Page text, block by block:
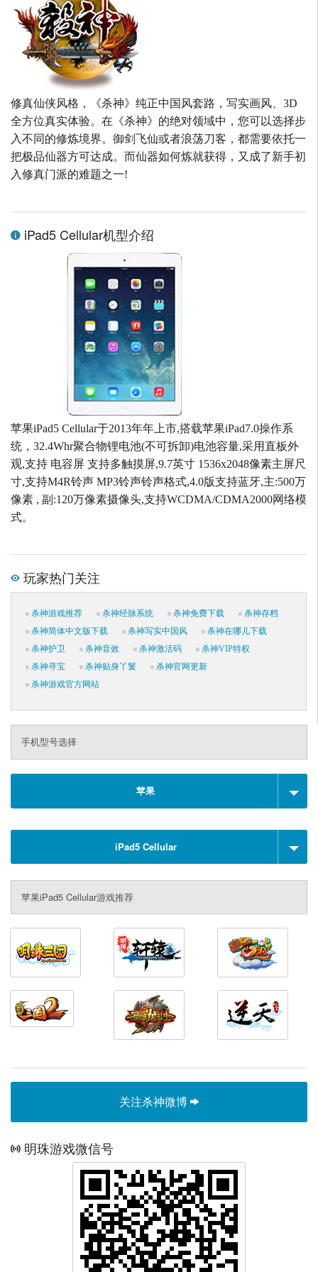
修真仙侠风格，《杀神》纯正中国风套路，写实画风、3D
全方位真实体验。在《杀神》的绝对领域中，您可以选择步
入不同的修炼境界。御剑飞仙或者浪荡刀客，都需要依托一
把极品仙器方可达成。而仙器如何炼就获得，又成了新手初
入修真门派的难题之一!
iPad5 Cellular机型介绍
苹果iPad5 Cellular于2013年年上市,搭载苹果iPad7.0操作系
统，32.4Whr聚合物锂电池(不可拆卸)电池容量,采用直板外
观,支持 电容屏 支持多触摸屏,9.7英寸 1536x2048像素主屏尺
寸,支持M4R铃声 MP3铃声铃声格式,4.0版支持蓝牙,主:500万
像素 , 副:120万像素摄像头,支持WCDMA/CDMA2000网络模
式。
玩家热门关注
杀神游戏推荐 杀神经脉系统 杀神免费下载
杀神存档
杀神简体中文版下载
杀神写实中国风
杀神在哪儿下载
杀神护卫
杀神音效 杀神激活码
杀神VIP特权
杀神寻宝
杀神贴身丫鬟
杀神官网更新
杀神游戏官方网站
手机型号选择
苹果
iPad5 Cellular
苹果iPad5 Cellular游戏推荐
关注杀神微博
明珠游戏微信号